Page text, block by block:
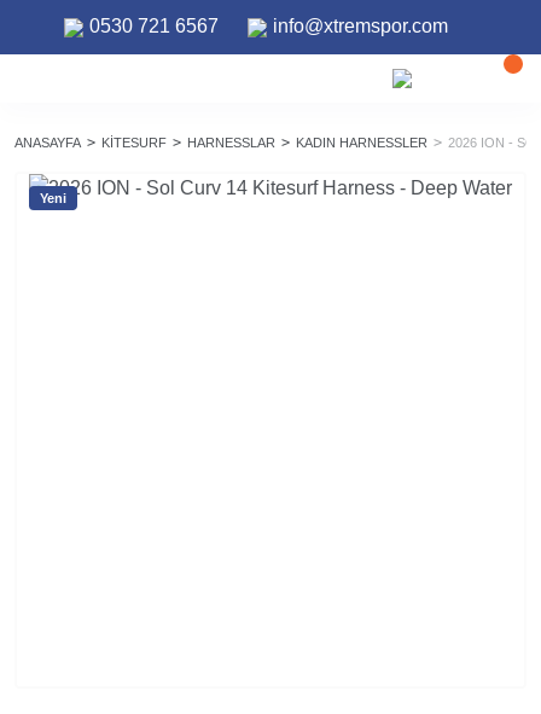
0530 721 6567 info@xtremspor.com
ANASAYFA KITESURF HARNESSLAR KADIN HARNESSLER 2026 ION -
Yeni